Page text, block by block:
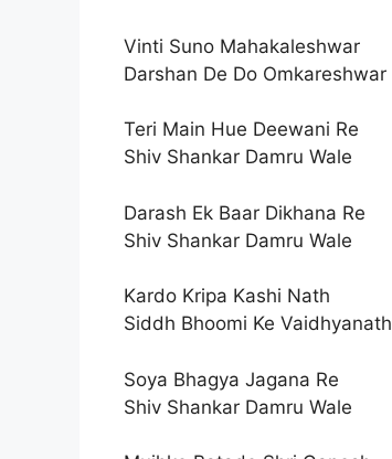
Vinti Suno Mahakaleshwar
Darshan De Do Omkareshwar
Teri Main Hue Deewani Re
Shiv Shankar Damru Wale
Darash Ek Baar Dikhana Re
Shiv Shankar Damru Wale
Kardo Kripa Kashi Nath
Siddh Bhoomi Ke Vaidhyanath
Soya Bhagya Jagana Re
Shiv Shankar Damru Wale